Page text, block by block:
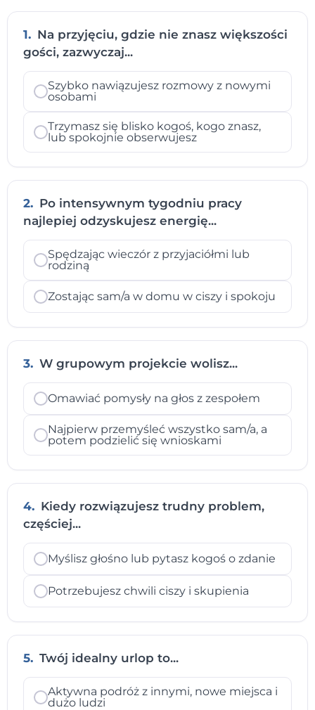
1. Na przyjęciu, gdzie nie znasz większości
gości, zazwyczaj...
Szybko nawiązujesz rozmowy z nowymi
osobami
Trzymasz się blisko kogoś, kogo znasz,
lub spokojnie obserwujesz
2. Po intensywnym tygodniu pracy
najlepiej odzyskujesz energię...
Spędzając wieczór z przyjaciółmi lub
rodziną
Zostając sam/a w domu w ciszy i spokoju
3. W grupowym projekcie wolisz...
Omawiać pomysły na głos z zespołem
Najpierw przemyśleć wszystko sam/a, a
potem podzielić się wnioskami
4. Kiedy rozwiązujesz trudny problem,
częściej...
Myślisz głośno lub pytasz kogoś o zdanie
Potrzebujesz chwili ciszy i skupienia
5. Twój idealny urlop to...
Aktywna podróż z innymi, nowe miejsca i
dużo ludzi